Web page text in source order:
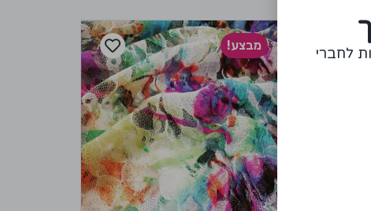
מבצע!
לחברי